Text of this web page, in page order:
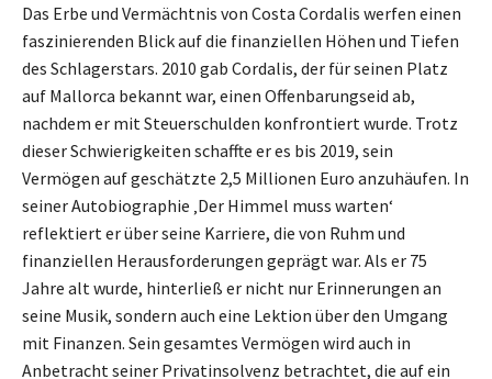
Das Erbe und Vermächtnis von Costa Cordalis werfen einen
faszinierenden Blick auf die finanziellen Höhen und Tiefen
des Schlagerstars. 2010 gab Cordalis, der für seinen Platz
auf Mallorca bekannt war, einen Offenbarungseid ab,
nachdem er mit Steuerschulden konfrontiert wurde. Trotz
dieser Schwierigkeiten schaffte er es bis 2019, sein
Vermögen auf geschätzte 2,5 Millionen Euro anzuhäufen. In
seiner Autobiographie ‚Der Himmel muss warten‘
reflektiert er über seine Karriere, die von Ruhm und
finanziellen Herausforderungen geprägt war. Als er 75
Jahre alt wurde, hinterließ er nicht nur Erinnerungen an
seine Musik, sondern auch eine Lektion über den Umgang
mit Finanzen. Sein gesamtes Vermögen wird auch in
Anbetracht seiner Privatinsolvenz betrachtet, die auf ein